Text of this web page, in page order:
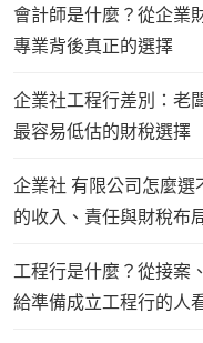
會計師是什麼？從企業
專業背後真正的選擇
企業社工程行差別：老
最容易低估的財稅選擇
企業社 有限公司怎麼
的收入、責任與財稅布
工程行是什麼？從接案
給準備成立工程行的人